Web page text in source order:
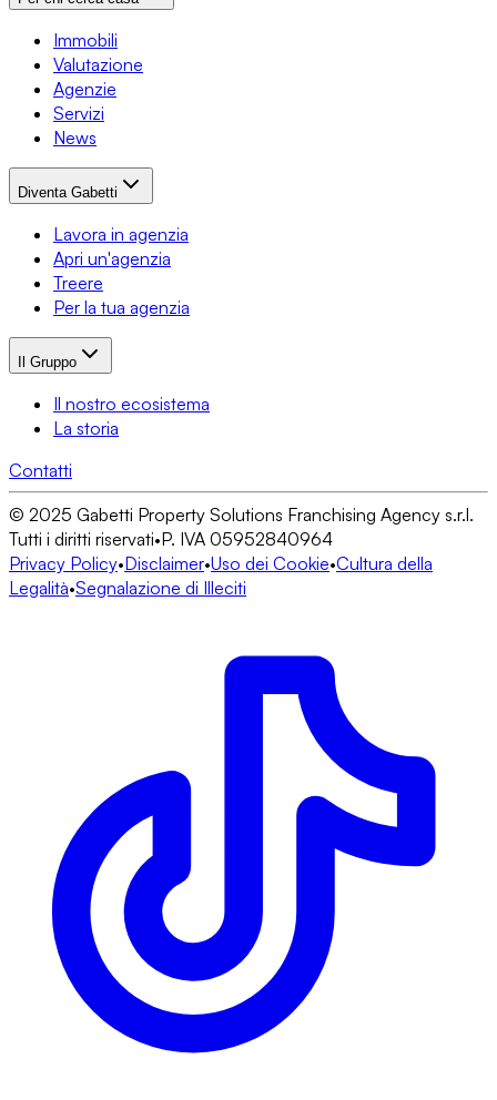
Immobili
Valutazione
Agenzie
Servizi
News
Diventa Gabetti
Lavora in agenzia
Apri un'agenzia
Treere
Per la tua agenzia
Il Gruppo
Il nostro ecosistema
La storia
Contatti
© 2025 Gabetti Property Solutions Franchising Agency s.r.l.
Tutti i diritti riservati•P. IVA 05952840964
Privacy Policy•Disclaimer•Uso dei Cookie•Cultura della
Legalità•Segnalazione di Illeciti